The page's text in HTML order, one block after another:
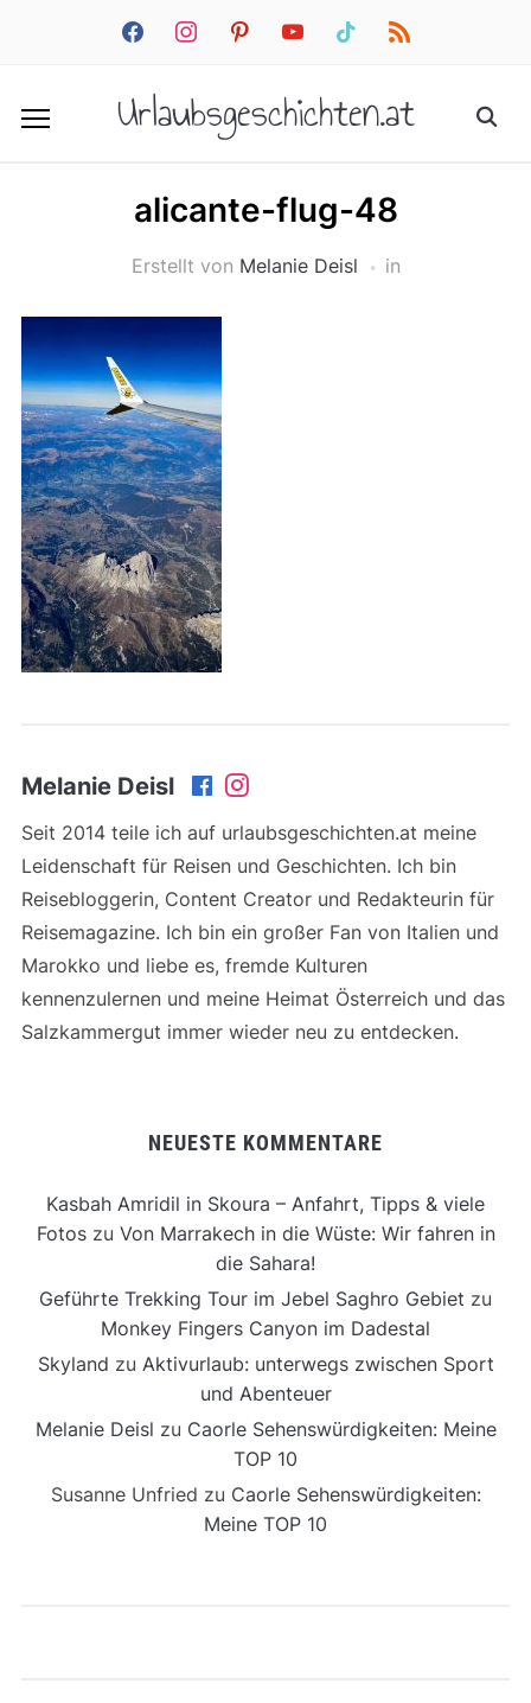
facebookinstagrampinterestyoutube tiktok rss
Urlaubsgeschichten.at
alicante-flug-48
Erstellt von Melanie Deisl in
Melanie Deisl
Seit 2014 teile ich auf urlaubsgeschichten.at meine
Leidenschaft für Reisen und Geschichten. Ich bin
Reisebloggerin, Content Creator und Redakteurin für
Reisemagazine. Ich bin ein großer Fan von Italien und
Marokko und liebe es, fremde Kulturen
kennenzulernen und meine Heimat Österreich und das
Salzkammergut immer wieder neu zu entdecken.
NEUESTE KOMMENTARE
Kasbah Amridil in Skoura – Anfahrt, Tipps & viele
Fotoszu Von Marrakech in die Wüste: Wir fahren in
die Sahara!
Geführte Trekking Tour im Jebel Saghro Gebiet zu
Monkey Fingers Canyon im Dadestal
Skyland zu Aktivurlaub: unterwegs zwischen Sport
und Abenteuer
Melanie Deisl zu Caorle Sehenswürdigkeiten: Meine
TOP 10
Susanne Unfried zu Caorle Sehenswürdigkeiten:
Meine TOP 10